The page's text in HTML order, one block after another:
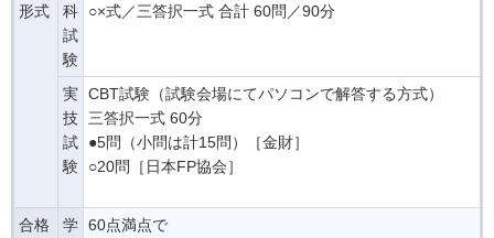
形式
科
試
験
○×式／三答択一式 合計 60問／90分
実
技
試
験
CBT試験（試験会場にてパソコンで解答する方式）
三答択一式 60分
●5問（小問は計15問）［金財］
○20問［日本FP協会］
合格
学 60点満点で